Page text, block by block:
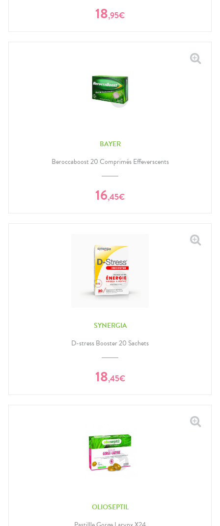
18,95€
BAYER
Beroccaboost 20 Comprimés Effeverscents
16,45€
SYNERGIA
D-stress Booster 20 Sachets
18,45€
OLIOSEPTIL